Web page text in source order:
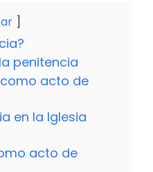
penitencia
acto de
en la Iglesia
acto de